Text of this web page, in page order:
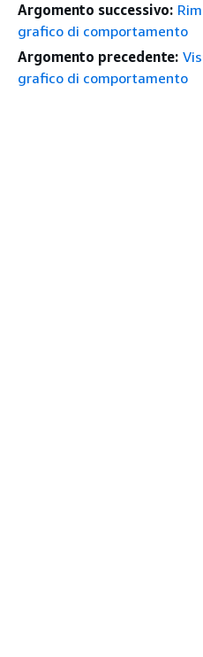
Argomento successivo:
grafico di comportamento
Argomento precedente:
grafico di comportamento